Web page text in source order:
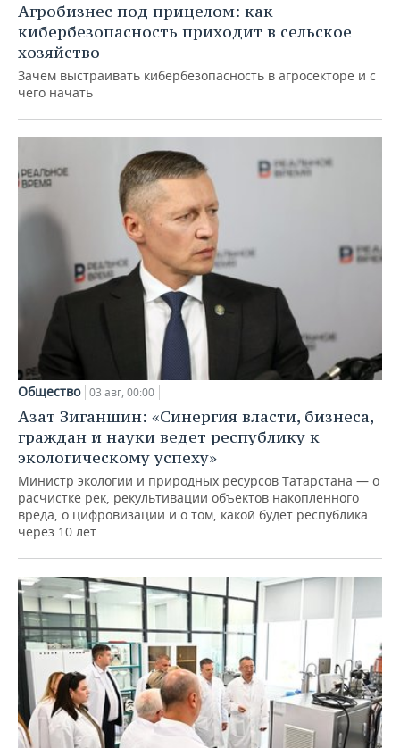
Агробизнес под прицелом: как
кибербезопасность приходит в сельское
хозяйство
Зачем выстраивать кибербезопасность в агросекторе и с
чего начать
Общество 03 авг, 00:00
Азат Зиганшин: «Синергия власти, бизнеса,
граждан и науки ведет республику к
экологическому успеху»
Министр экологии и природных ресурсов Татарстана — о
расчистке рек, рекультивации объектов накопленного
вреда, о цифровизации и о том, какой будет республика
через 10 лет